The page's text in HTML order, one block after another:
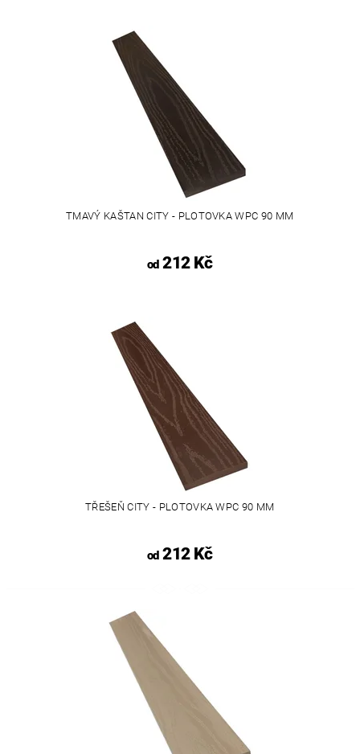
TMAVÝ KAŠTAN CITY - PLOTOVKA WPC 90 MM
od212 Kč
TŘEŠEŇ CITY - PLOTOVKA WPC 90 MM
od212 Kč